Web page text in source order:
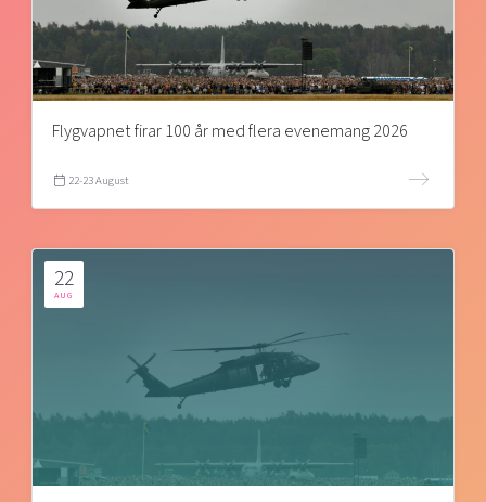
Flygvapnet firar 100 år med flera evenemang 2026
22-23 August
22
AUG